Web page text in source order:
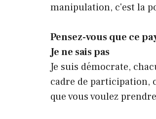
manipulation, c'est la
Pensez-vous que ce
Je ne sais pas
Je suis démocrate,
cadre de participation,
que vous voulez